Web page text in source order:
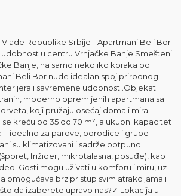
Vlade Republike Srbije - Apartmani Beli Bor
udobnost u centru Vrnjačke Banje.Smešteni
Banje, na samo nekoliko koraka od
Beli Bor nude idealan spoj prirodnog
i savremene udobnosti.Objekat
moderno opremljenih apartmana sa
koji pružaju osećaj doma i mira.
kreću od 35 do 70 m², a ukupni kapacitet
– idealno za parove, porodice i grupe
su klimatizovani i sadrže potpuno
frižider, mikrotalasna, posuđe), kao i
Gosti mogu uživati u komforu i miru, uz
omogućava brz pristup svim atrakcijama i
da izaberete upravo nas?✓ Lokacija u